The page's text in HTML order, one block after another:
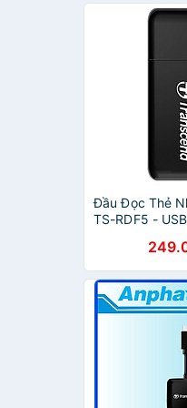
Đầu Đọc Thẻ
TS-RDF5 -